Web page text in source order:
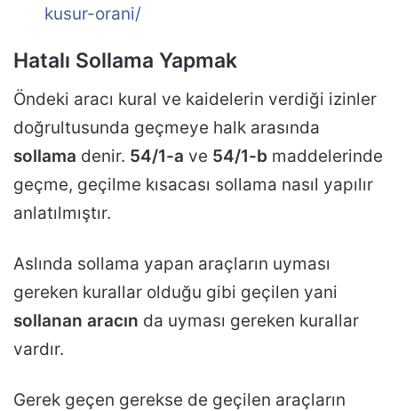
kusur-orani/
Hatalı Sollama Yapmak
Öndeki aracı kural ve kaidelerin verdiği izinler
doğrultusunda geçmeye halk arasında
sollama denir. 54/1-a ve 54/1-b maddelerinde
geçme, geçilme kısacası sollama nasıl yapılır
anlatılmıştır.
Aslında sollama yapan araçların uyması
gereken kurallar olduğu gibi geçilen yani
sollanan aracın da uyması gereken kurallar
vardır.
Gerek geçen gerekse de geçilen araçların